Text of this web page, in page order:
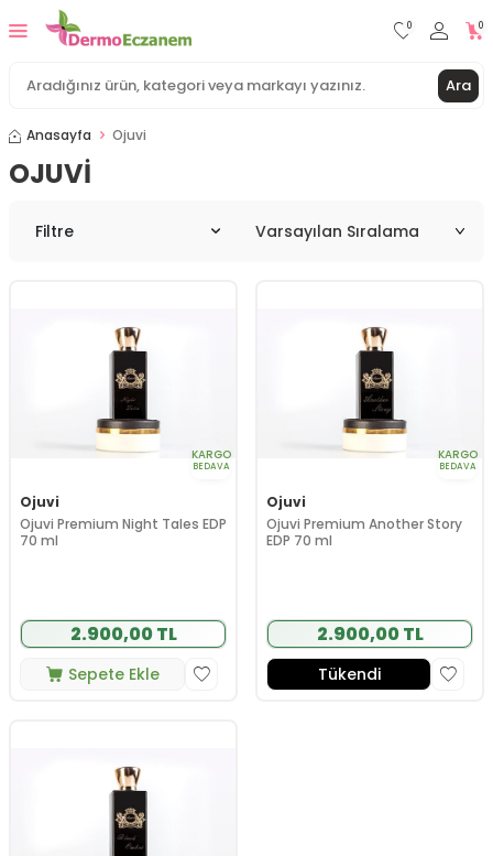
Ara
0 0
Anasayfa Ojuvi
OJUVI
Filtre
KARGO
BEDAVA
Ojuvi
Ojuvi Premium Night Tales EDP
70 ml
2.900,00 TL
Sepete Ekle
KARGO
BEDAVA
Ojuvi
Ojuvi Premium Another Story
EDP 70 ml
2.900,00 TL
Tükendi